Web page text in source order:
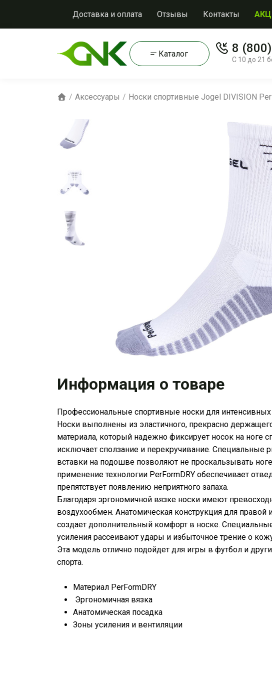
Доставка и оплата Отзывы Контакты
Каталог 8
С 10 до 21
Аксессуары Носки спортивные Jogel DIVISION
Информация о товаре
Профессиональные спортивные носки для интенсивных
Носки выполнены из эластичного, прекрасно
материала, который надежно фиксирует носок на ноге
исключает сползание и перекручивание. Специальные
вставки на подошве позволяют не проскальзывать
применение технологии PerFormDRY обеспечивает
препятствует появлению неприятного запаха​.
Благодаря эргономичной вязке носки имеют
воздухообмен. Анатомическая конструкция для правой
создает дополнительный комфорт в носке.
усиления рассеивают удары и избыточное трение о
Эта модель отлично подойдет для игры в футбол и
спорта.
Материал PerFormDRY
Эргономичная вязка
Анатомическая посадка
Зоны усиления и вентиляции